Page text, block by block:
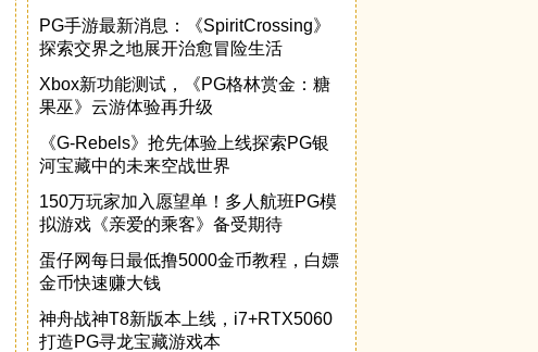
PG手游最新消息：《SpiritCrossing》
探索交界之地展开治愈冒险生活
Xbox新功能测试，《PG格林赏金：糖
果巫》云游体验再升级
《G-Rebels》抢先体验上线探索PG银
河宝藏中的未来空战世界
150万玩家加入愿望单！多人航班PG模
拟游戏《亲爱的乘客》备受期待
蛋仔网每日最低撸5000金币教程，白嫖
金币快速赚大钱
神舟战神T8新版本上线，i7+RTX5060
打造PG寻龙宝藏游戏本